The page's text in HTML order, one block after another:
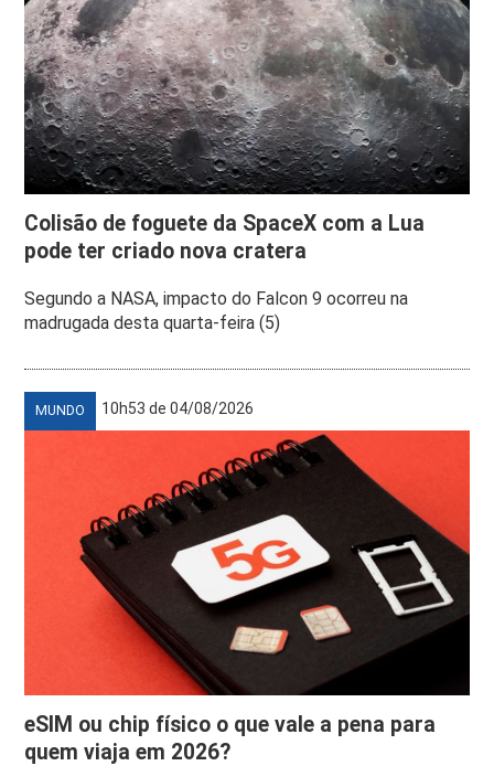
Colisão de foguete da SpaceX com a Lua
pode ter criado nova cratera
Segundo a NASA, impacto do Falcon 9 ocorreu na
madrugada desta quarta-feira (5)
MUNDO 10h53 de 04/08/2026
eSIM ou chip físico o que vale a pena para
quem viaja em 2026?